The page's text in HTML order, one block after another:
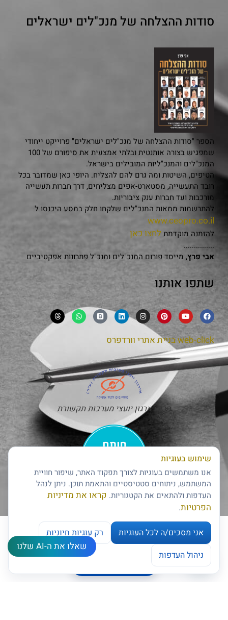
סודות ההצלחה של מנכ"לים ישראלים
הספר "סודות ההצלחה של מנכ"לים ישראלים" פרוייקט ייחודי
שמפגיש בצורה אותנטית ובלתי אמצעית את סיפורם של 100
המנכ"לים והמנכ"ליות המובילים בישראל.
הטיפים, השיטות ומה גרם להם להצליח. היופי כאן שמדובר בכל
רובד התעשייה, מסטארט-אפים מצליחים, דרך חברות תעשייה
מורכבות ועד חברות ענק ציבוריות.
להתרשמות ממאות המנכ"לים שלקחו חלק במסע היכנסו ל
www.ceopro.co.il
להזמנה מוקדמת לחצו כאן
...............
אבי פרץ, מייסד פורום המנכ"לים ומנכ"ל פתרונות אפקטיביים
שתפו אותנו
web-clickבניית אתרי וורדפרס
חבר בארגון יועצי מערכות תקשורת
חותם האמינות של דן אנד ברדסטריט
שאלו את ה-AI שלנו
שימוש בעוגיות
אנו משתמשים בעוגיות לצורך תפקוד האתר, שיפור חוויית
המשתמש, ניתוחים סטטיסטיים והתאמת תוכן. ניתן לנהל
העדפות ולהתאים את הקטגוריות. קראו את מדיניות
הפרטיות.
אני מסכים/ה לכל העוגיות
רק עוגיות חיוניות
ניהול העדפות
צרו קשר
Open chaty